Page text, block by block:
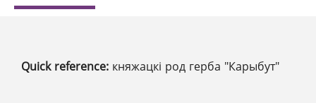
Quick reference: княжацкі род герба "Карыбут"